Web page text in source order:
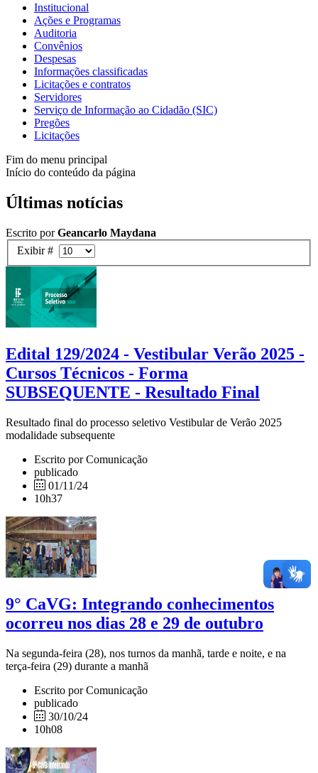
Institucional
Ações e Programas
Auditoria
Convênios
Despesas
Informações classificadas
Licitações e contratos
Servidores
Serviço de Informação ao Cidadão (SIC)
Pregões
Licitações
Fim do menu principal
Início do conteúdo da página
Últimas notícias
Escrito porGeancarlo Maydana
Exibir #
Edital 129/2024 - Vestibular Verão 2025 -
Cursos Técnicos - Forma
SUBSEQUENTE - Resultado Final
Resultado final do processo seletivo Vestibular de Verão 2025
modalidade subsequente
Escrito por Comunicação
publicado
01/11/24
10h37
9° CaVG: Integrando conhecimentos
ocorreu nos dias 28 e 29 de outubro
Na segunda-feira (28), nos turnos da manhã, tarde e noite, e na
terça-feira (29) durante a manhã
Escrito por Comunicação
publicado
30/10/24
10h08